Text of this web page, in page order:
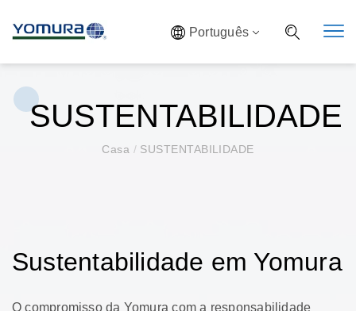
Português
SUSTENTABILIDADE
Casa / SUSTENTABILIDADE
Sustentabilidade em Yomura
O compromisso da Yomura com a responsabilidade